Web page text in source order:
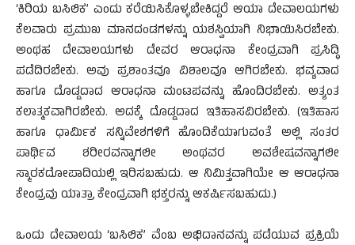
‘ಕಿರಿಯ ಬಸಿಲಿಕ’ ಎಂದು ಕರೆಯಿಸಿಕೊಳ್ಳಬೇಕಿದ್ದರೆ ಆಯಾ ದೇವಾಲಯಗಳು
ಕೆಲವಾರು ಪ್ರಮುಖ ಮಾನದಂಡಗಳನ್ನು ಯಶಸ್ವಿಯಾಗಿ ನಿಭಾಯಿಸಿರಬೇಕು.
ಅಂಥಹ ದೇವಾಲಯಗಳು ದೇವರ ಆರಾಧನಾ ಕೇಂದ್ರವಾಗಿ ಪ್ರಸಿದ್ಧಿ
ಪಡೆದಿರಬೇಕು. ಅವು ಪ್ರಶಾಂತವೂ ವಿಶಾಲವೂ ಆಗಿರಬೇಕು. ಭವ್ಯವಾದ
ಹಾಗೂ ದೊಡ್ಡದಾದ ಆರಾಧನಾ ಮಂಟಪವನ್ನು ಹೊಂದಿರಬೇಕು. ಅತ್ಯಂತ
ಕಲಾತ್ಮಕವಾಗಿರಬೇಕು. ಅದಕ್ಕೆ ದೊಡ್ಡದಾದ ಇತಿಹಾಸವಿರಬೇಕು. (ಇತಿಹಾಸ
ಹಾಗೂ ಧಾರ್ಮಿಕ ಸನ್ನಿವೇಶಗಳಿಗೆ ಹೊಂದಿಕೆಯಾಗುವಂತೆ ಅಲ್ಲಿ ಸಂತರ
ಪಾರ್ಥಿವ ಶರೀರವನ್ನಾಗಲೀ ಅಂಥವರ ಅವಶೇಷವನ್ನಾಗಲೀ
ಸ್ಮಾರಕದೋಪಾದಿಯಲ್ಲಿ ಇರಿಸಬಹುದು. ಆ ನಿಮಿತ್ತವಾಗಿಯೇ ಆ ಆರಾಧನಾ
ಕೇಂದ್ರವು ಯಾತ್ರಾ ಕೇಂದ್ರವಾಗಿ ಭಕ್ತರನ್ನು ಆಕರ್ಷಿಸಬಹುದು.)
ಒಂದು ದೇವಾಲಯ ‘ಬಸಿಲಿಕ’ ವೆಂಬ ಅಭಿದಾನವನ್ನು ಪಡೆಯುವ ಪ್ರಕ್ರಿಯೆ